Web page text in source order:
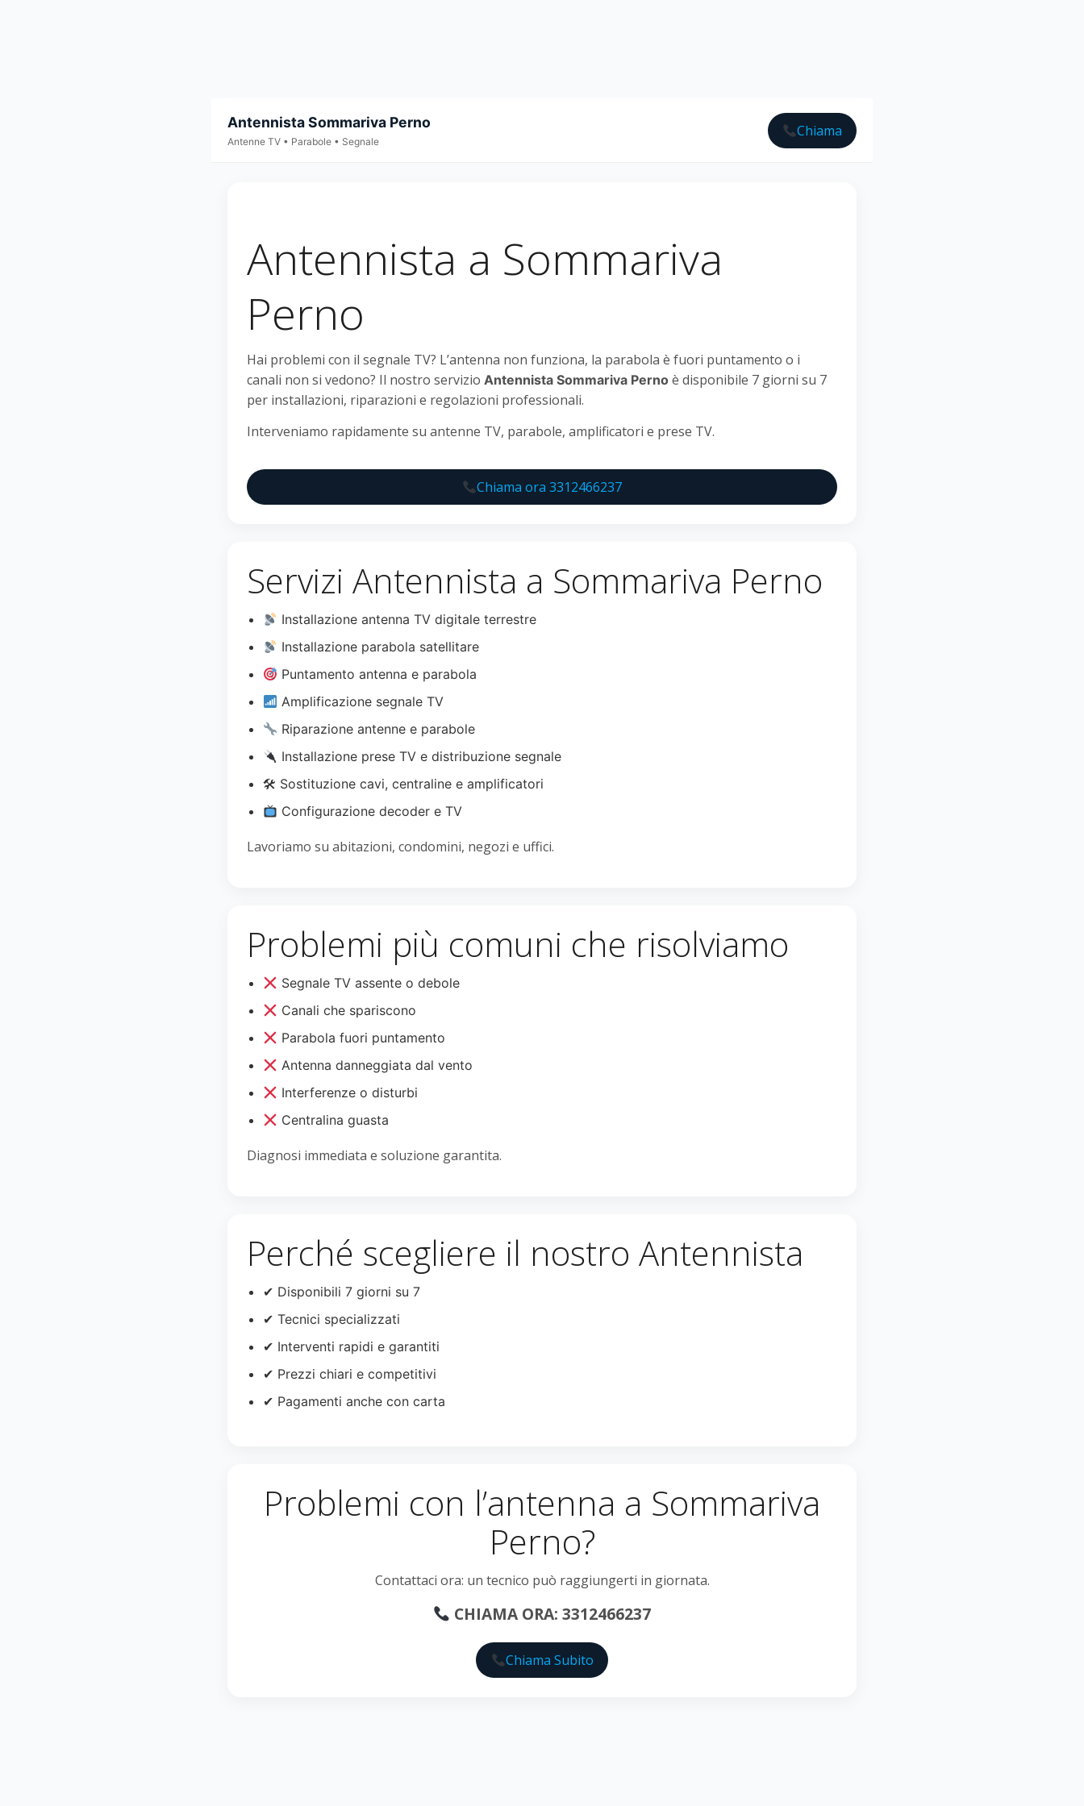
Antennista Sommariva Perno
Antenne TV • Parabole • Segnale
Chiama
Antennista a Sommariva
Perno
Hai problemi con il segnale TV? L’antenna non funziona, la parabola è fuori puntamento o i
canali non si vedono? Il nostro servizio Antennista Sommariva Perno è disponibile 7 giorni su 7
per installazioni, riparazioni e regolazioni professionali.
Interveniamo rapidamente su antenne TV, parabole, amplificatori e prese TV.
Chiama ora 3312466237
Servizi Antennista a Sommariva Perno
Installazione antenna TV digitale terrestre
Installazione parabola satellitare
Puntamento antenna e parabola
Amplificazione segnale TV
Riparazione antenne e parabole
Installazione prese TV e distribuzione segnale
🛠 Sostituzione cavi, centraline e amplificatori
Configurazione decoder e TV
Lavoriamo su abitazioni, condomini, negozi e uffici.
Problemi più comuni che risolviamo
Segnale TV assente o debole
Canali che spariscono
Parabola fuori puntamento
Antenna danneggiata dal vento
Interferenze o disturbi
Centralina guasta
Diagnosi immediata e soluzione garantita.
Perché scegliere il nostro Antennista
✔ Disponibili 7 giorni su 7
✔ Tecnici specializzati
✔ Interventi rapidi e garantiti
✔ Prezzi chiari e competitivi
✔ Pagamenti anche con carta
Problemi con l’antenna a Sommariva
Perno?
Contattaci ora: un tecnico può raggiungerti in giornata.
CHIAMA ORA: 3312466237
Chiama Subito